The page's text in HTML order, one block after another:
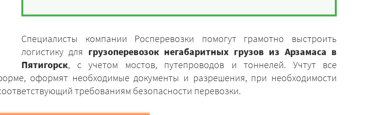
Специалисты компании Росперевозки помогут грамотно выстроить
логистику для грузоперевозок негабаритных грузов из Арзамаса в
Пятигорск, с учетом мостов, путепроводов и тоннелей. Учтут все
оформят необходимые документы и разрешения, при необходимости
требованиям безопасности перевозки.